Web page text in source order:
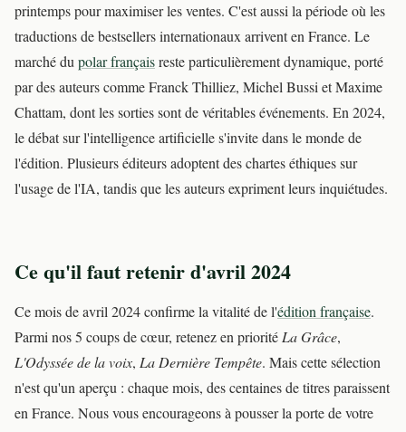
printemps pour maximiser les ventes. C'est aussi la période où les
traductions de bestsellers internationaux arrivent en France. Le
marché dupolar françaisreste particulièrement dynamique, porté
par des auteurs comme Franck Thilliez, Michel Bussi et Maxime
Chattam, dont les sorties sont de véritables événements. En 2024,
le débat sur l'intelligence artificielle s'invite dans le monde de
l'édition. Plusieurs éditeurs adoptent des chartes éthiques sur
l'usage de l'IA, tandis que les auteurs expriment leurs inquiétudes.
Ce qu'il faut retenir d'avril 2024
Ce mois de avril 2024 confirme la vitalité de l'édition française.
Parmi nos 5 coups de cœur, retenez en prioritéLa Grâce,
L'Odyssée de la voix, La Dernière Tempête. Mais cette sélection
n'est qu'un aperçu : chaque mois, des centaines de titres paraissent
en France. Nous vous encourageons à pousser la porte de votre